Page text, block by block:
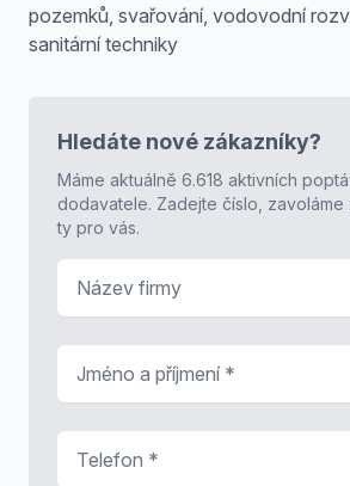
pozemků, svařování, vodovodní
sanitární techniky
Hledáte nové zákazníky?
Máme aktuálně 6.618 aktivních
dodavatele. Zadejte číslo, zavoláme
ty pro vás.